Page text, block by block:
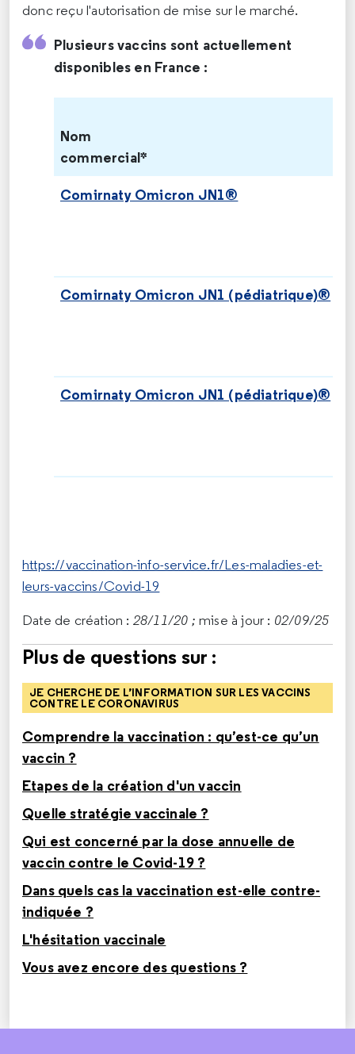
donc reçu l'autorisation de mise sur le marché.
Plusieurs vaccins sont actuellement
disponibles en France :
Nom
commercial*
Comirnaty Omicron JN1®
Comirnaty Omicron JN1 (pédiatrique)®
Comirnaty Omicron JN1 (pédiatrique)®
https://vaccination-info-service.fr/Les-maladies-et-
leurs-vaccins/Covid-19
Date de création : 28/11/20 ;mise à jour : 02/09/25
Plus de questions sur :
JE CHERCHE DE L’INFORMATION SUR LES VACCINS
CONTRE LE CORONAVIRUS
Comprendre la vaccination : qu’est-ce qu’un
vaccin ?
Etapes de la création d'un vaccin
Quelle stratégie vaccinale ?
Qui est concerné par la dose annuelle de
vaccin contre le Covid-19 ?
Dans quels cas la vaccination est-elle contre-
indiquée ?
L'hésitation vaccinale
Vous avez encore des questions ?